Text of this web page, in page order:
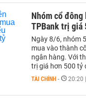
Nhóm cổ
TPBank trị giá
Ngày 8/6, nhóm
mua vào thành
ngân hàng. Với
trị giá hơn 500 tỷ
TÀI CHÍNH - 20:20